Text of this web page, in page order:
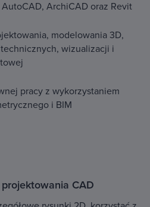
ArchiCAD oraz Revit
modelowania 3D,
wizualizacji i
pracy z wykorzystaniem
i BIM
CAD